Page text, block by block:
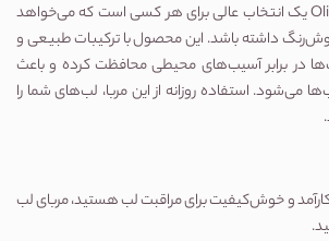
مربای لب اولی بولا Olibolla یک انتخاب عالی برای هر کسی است که می‌خواهد
داشته باشد. این محصول با ترکیبات طبیعی و
در برابر آسیب‌های محیطی محافظت کرده و باعث
می‌شود. استفاده روزانه از این مربا، لب‌های شما را
و خوش‌کیفیت برای مراقبت لب هستید، مربای لب